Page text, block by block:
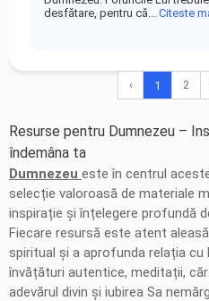
desfătare, pentru că... Citeste
‹ 1 2
Resurse pentru Dumnezeu –
îndemâna ta
Dumnezeu este în centrul
selecție valoroasă de materiale
inspirație și înțelegere profundă
Fiecare resursă este atent
spiritual și a aprofunda relația cu
învățături autentice, meditații,
adevărul divin și iubirea Sa